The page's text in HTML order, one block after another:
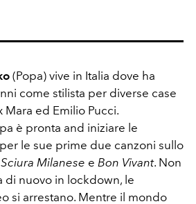
(Popa) vive in Italia dove ha
come stilista per diverse case
Mara ed Emilio Pucci.
è pronta and iniziare le
le sue prime due canzoni sullo
Sciura Milanese e Bon Vivant. Non
di nuovo in lockdown, le
si arrestano. Mentre il mondo